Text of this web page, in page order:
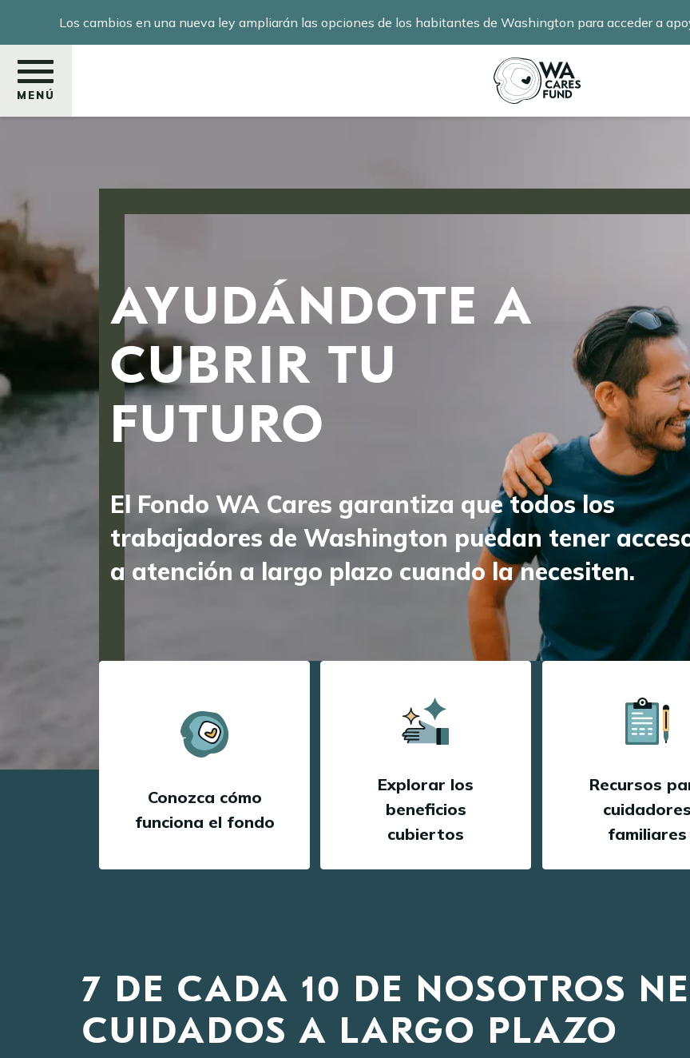
contenido
principal
Los cambios en una nueva ley ampliarán las opciones de los habitantes de Washington para acceder a
información.
MENÚ
AYUDÁNDOTE A
CUBRIR TU
FUTURO
El Fondo WA Cares garantiza que todos los
trabajadores de Washington puedan tener
a atención a largo plazo cuando la necesiten.
Conozca cómo
funciona el fondo
Explorar los
beneficios
cubiertos
Recursos
cuidadores
familiares
Image
7 DE CADA 10 DE NOSOTROS
CUIDADOS A LARGO PLAZO